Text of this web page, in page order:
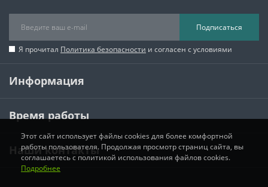
Подписаться
Я прочитал Политика безопасности и согласен с условиями
Информация
Время работы
Наши контакты
Этот сайт использует файлы cookies для более комфортной
работы пользователя. Продолжая просмотр страниц сайта, вы
соглашаетесь с политикой использования файлов cookies.
Подробнее